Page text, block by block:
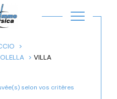
VILLA
selon vos critères